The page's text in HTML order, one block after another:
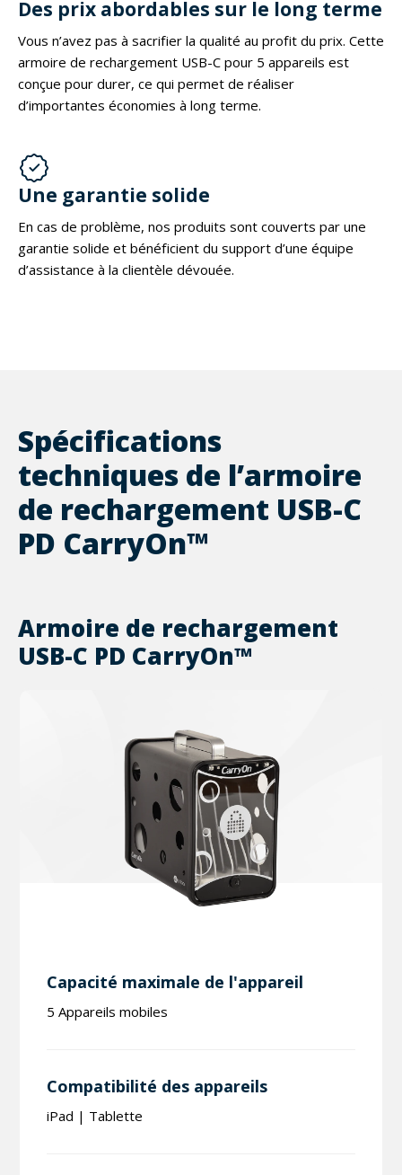
Des prix abordables sur le long terme
Vous n’avez pas à sacrifier la qualité au profit du prix. Cette
armoire de rechargement USB-C pour 5 appareils est
conçue pour durer, ce qui permet de réaliser
d’importantes économies à long terme.
Une garantie solide
En cas de problème, nos produits sont couverts par une
garantie solide et bénéficient du support d’une équipe
d’assistance à la clientèle dévouée.
Spécifications
techniques de l’armoire
de rechargement USB-C
PD CarryOn™
Armoire de rechargement
USB-C PD CarryOn™
Capacité maximale de l'appareil
5 Appareils mobiles
Compatibilité des appareils
iPad | Tablette